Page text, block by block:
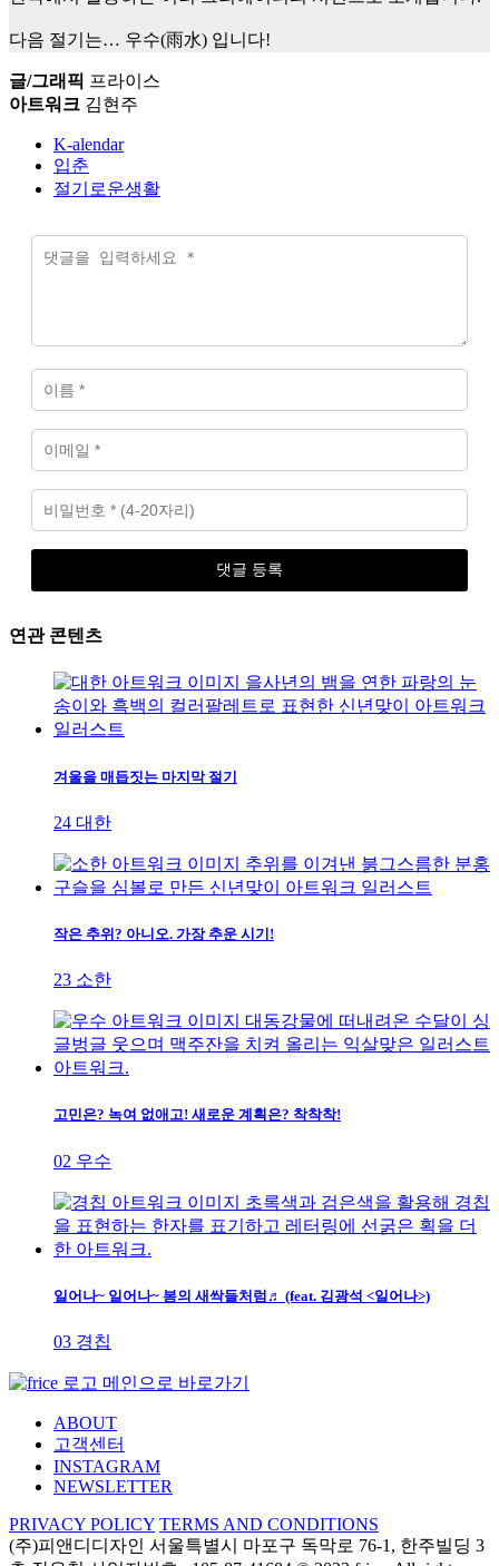
다음 절기는… 우수(雨水) 입니다!
글/그래픽 프라이스
아트워크 김현주
K-alendar
입춘
절기로운생활
연관 콘텐츠
겨울을 매듭짓는 마지막 절기
24 대한
작은 추위? 아니오. 가장 추운 시기!
23 소한
고민은? 녹여 없애고! 새로운 계획은? 착착착!
02 우수
일어나~ 일어나~ 봄의 새싹들처럼♬ (feat. 김광석 <일어나>)
03 경칩
ABOUT
고객센터
INSTAGRAM
NEWSLETTER
PRIVACY POLICY TERMS AND CONDITIONS
(주)피앤디디자인 서울특별시 마포구 독막로 76-1, 한주빌딩 3